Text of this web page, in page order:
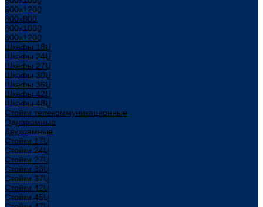
600х1200
800x800
800х1000
800х1200
Шкафы 18U
Шкафы 24U
Шкафы 27U
Шкафы 30U
Шкафы 36U
Шкафы 42U
Шкафы 48U
Стойки телекоммуникационные
Однорамные
Двухрамные
Стойки 17U
Стойки 24U
Стойки 27U
Стойки 33U
Стойки 37U
Стойки 42U
Стойки 45U